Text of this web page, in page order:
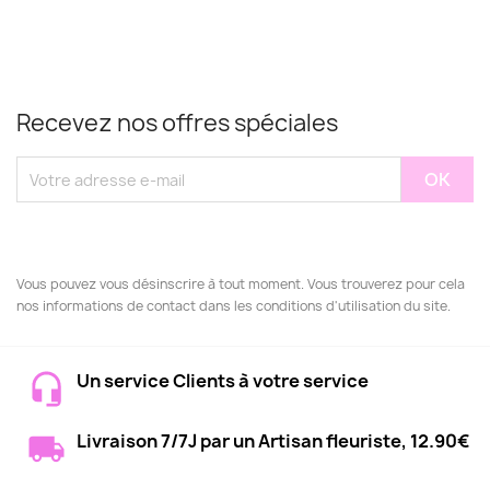
Recevez nos offres spéciales
Vous pouvez vous désinscrire à tout moment. Vous trouverez pour cela
nos informations de contact dans les conditions d'utilisation du site.
Un service Clients à votre service
Livraison 7/7J par un Artisan fleuriste, 12.90€